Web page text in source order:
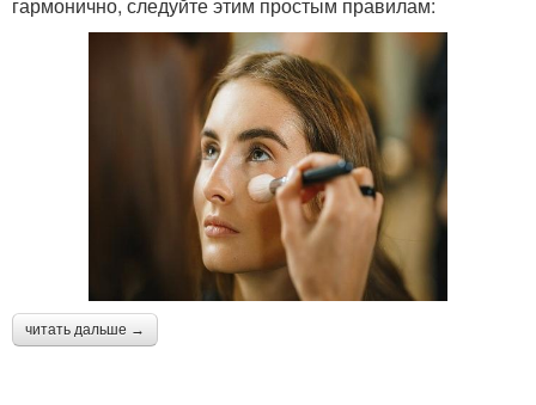
читать дальше →